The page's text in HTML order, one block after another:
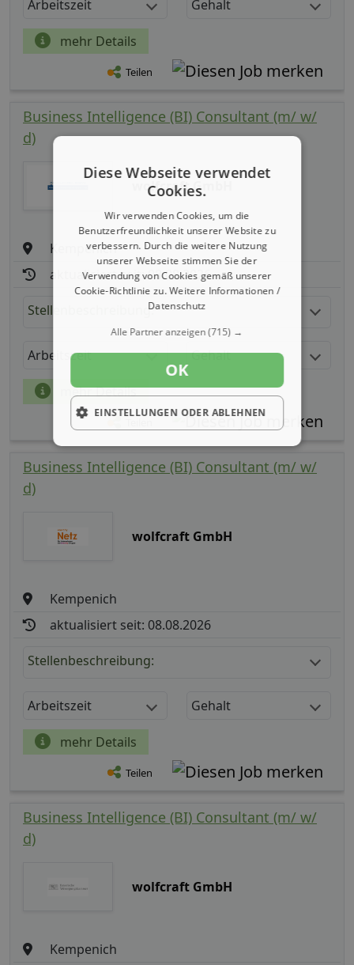
Arbeitszeit Gehalt
mehr Details
Teilen
Business Intelligence (BI) Consultant (m/ w/
d)
wolfcraft GmbH
Kempenich
aktualisiert seit: 08.08.2026
Stellenbeschreibung:
Arbeitszeit Gehalt
mehr Details
Business Intelligence (BI) Consultant (m/ w/
d)
wolfcraft GmbH
Kempenich
aktualisiert seit: 08.08.2026
Stellenbeschreibung:
Arbeitszeit Gehalt
mehr Details
Teilen
Business Intelligence (BI) Consultant (m/ w/
d)
wolfcraft GmbH
Kempenich
Diese Webseite verwendet
Cookies.
Wir verwenden Cookies, um die
Benutzerfreundlichkeit unserer Website zu
verbessern. Durch die weitere Nutzung
unserer Webseite stimmen Sie der
Verwendung von Cookies gemäß unserer
Cookie-Richtlinie zu.Weitere Informationen /
Datenschutz
Alle Partner anzeigen(715) →
OK
EINSTELLUNGEN ODER ABLEHNEN